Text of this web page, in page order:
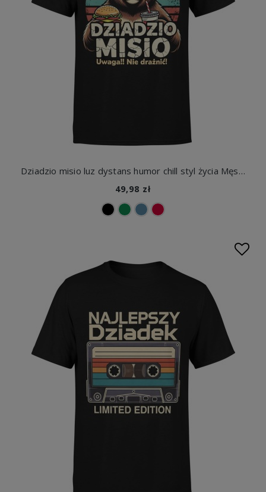
Dziadzio misio luz dystans humor chill styl życia Męska koszulka
49,98 zł